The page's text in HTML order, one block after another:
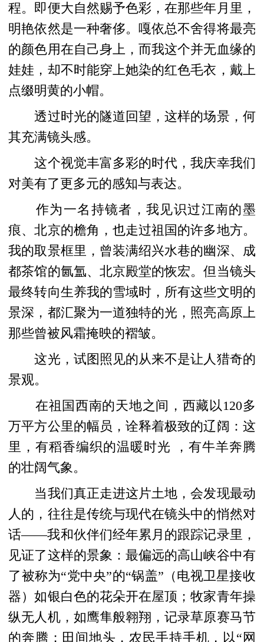
程。即便大自然赐予色彩，在那些年月里，
明艳依然是一种奢侈。嘎依总不舍得将最亮
的颜色用在自己身上，而我这个并无血缘的
娃娃，却不时能穿上她染的红色毛衣，戴上
点缀明黄的小帽。
透过时光的隧道回望，这样的场景，何
其充满镜头感。
这个视觉丰富多彩的时代，我庆幸我们
对美有了更多元的感知与表达。
作为一名持镜者，我见识过江南的墨
痕、北京的檐角，也走过祖国的许多地方。
我的取景框里，曾装满绍兴水巷的幽深、成
都茶馆的氤氲、北京殿堂的恢宏。但当镜头
最终转向生养我的雪域时，所有这些文明的
景深，都汇聚为一道独特的光，照亮高原上
那些曾被风霜掩映的褶皱。
这光，试图照见的从来不是让人猎奇的
景观。
在祖国西南的天地之间，西藏以120多
万平方公里的幅员，诠释着极致的辽阔：这
里，有稻香编织的温暖时光 ，有牛羊奔腾
的壮阔气象。
当我们真正走进这片土地，会发现最动
人的，往往是传统与现代在镜头中的悄然对
话——我和伙伴们经年累月的跟踪记录里，
见证了这样的景象：最偏远的高山峡谷中有
了被称为“党中央”的“锅盖”（电视卫星接收
器）如银白色的花朵开在屋顶；牧家青年操
纵无人机，如鹰隼般翱翔，记录草原赛马节
的奔腾；田间地头，农民手持手机，以“网